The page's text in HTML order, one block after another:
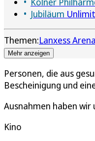
Jubiläum
Themen:Lanxess Arena
Mehr anzeigen
Personen, die aus
Bescheinigung und
Ausnahmen haben
Kino